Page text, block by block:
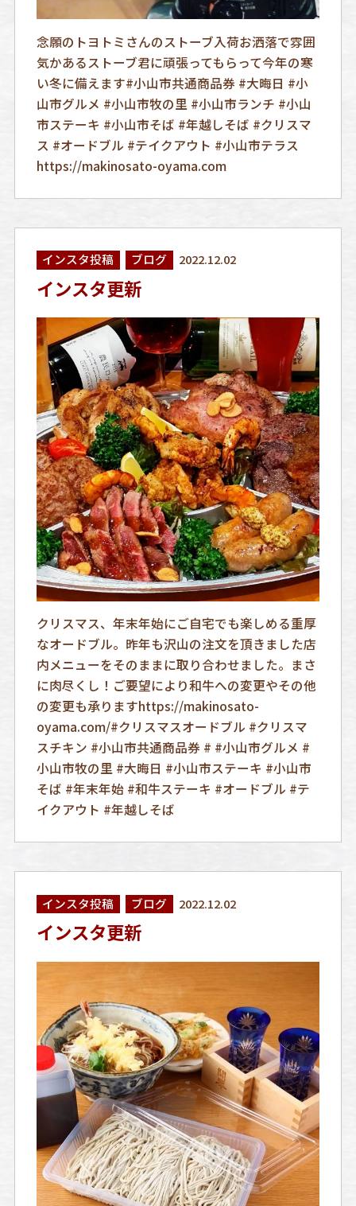
念願のトヨトミさんのストーブ入荷お洒落で雰囲
気かあるストーブ君に頑張ってもらって今年の寒
い冬に備えます️#小山市共通商品券 #大晦日 #小
山市グルメ #小山市牧の里 #小山市ランチ #小山
市ステーキ #小山市そば #年越しそば #クリスマ
ス #オードブル #テイクアウト #小山市テラス
https://makinosato-oyama.com
インスタ投稿 ブログ 2022.12.02
インスタ更新
クリスマス、年末年始にご自宅でも楽しめる重厚
なオードブル。昨年も沢山の注文を頂きました店
内メニューをそのままに取り合わせました。まさ
に肉尽くし！ご要望により和牛への変更やその他
の変更も承りますhttps://makinosato-
oyama.com/#クリスマスオードブル #クリスマ
スチキン #小山市共通商品券 # #小山市グルメ #
小山市牧の里 #大晦日 #小山市ステーキ #小山市
そば #年末年始 #和牛ステーキ #オードブル #テ
イクアウト #年越しそば
インスタ投稿 ブログ 2022.12.02
インスタ更新